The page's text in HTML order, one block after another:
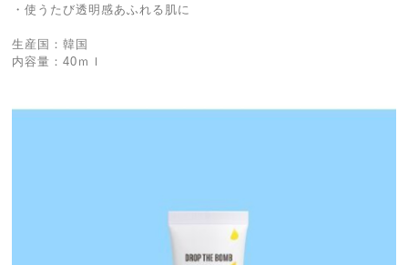
・使うたび透明感あふれる肌に
生産国：韓国
内容量：40ｍｌ